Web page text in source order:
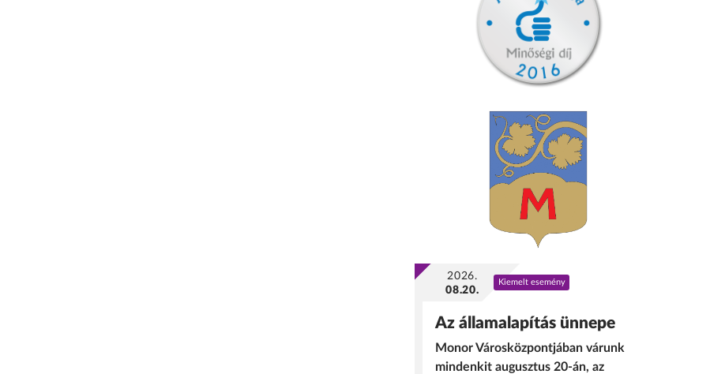
2026.
08.20.
Kiemelt esemény
Az államalapítás ünnepe
Monor Városközpontjában várunk
mindenkit augusztus 20-án, az